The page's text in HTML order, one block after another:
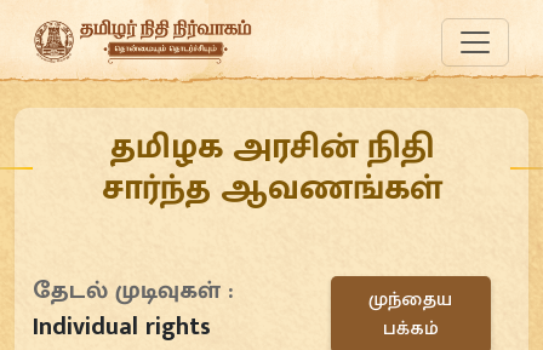
தமிழக அரசின் நிதி
சார்ந்த ஆவணங்கள்
தேடல் முடிவுகள் :
Individual rights
முந்தைய
பக்கம்